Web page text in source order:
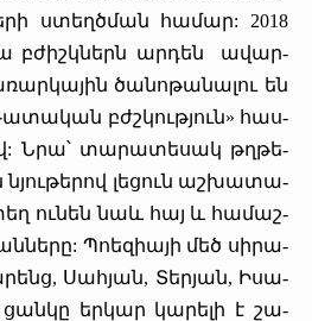
ստեղծ­ման հա­մար: 2018
բժիշկ­ներն ար­դեն ա­վար­
ծա­նո­թա­նա­լու են
բժշկութ­յուն» հաս­
Ն­րա՝ տա­րա­տե­սակ թղթե­
նյու­թե­րով լե­ցուն աշ­խա­տա­
տեղ ու­նեն նաև հայ և ­հա­մաշ­
­Պոե­զիա­յի մեծ սի­րա­
­Սահ­յան, ­Տեր­յան, Ի­սա­
ցան­կը եր­կար կա­րե­լի է շա­